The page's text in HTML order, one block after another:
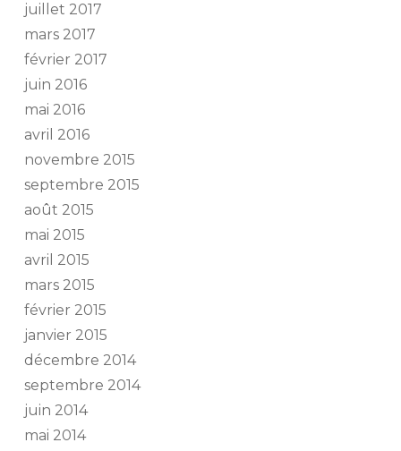
juillet 2017
mars 2017
février 2017
juin 2016
mai 2016
avril 2016
novembre 2015
septembre 2015
août 2015
mai 2015
avril 2015
mars 2015
février 2015
janvier 2015
décembre 2014
septembre 2014
juin 2014
mai 2014